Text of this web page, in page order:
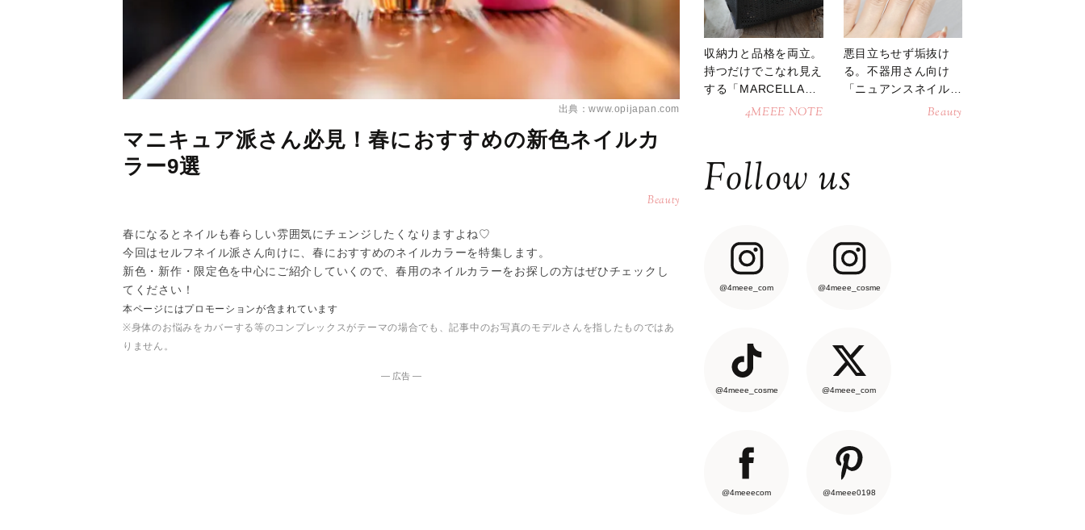
出典：www.opijapan.com
マニキュア派さん必見！春におすすめの新色ネイルカ
ラー9選
Beauty
春になるとネイルも春らしい雰囲気にチェンジしたくなりますよね♡
今回はセルフネイル派さん向けに、春におすすめのネイルカラーを特集します。
新色・新作・限定色を中心にご紹介していくので、春用のネイルカラーをお探しの方はぜひチェックし
てください！
本ページにはプロモーションが含まれています
※身体のお悩みをカバーする等のコンプレックスがテーマの場合でも、記事中のお写真のモデルさんを指したものではあ
りません。
― 広告 ―
収納力と品格を両立。
持つだけでこなれ見え
する「MARCELLAト
ートバッグ」4MEEE NOTE
悪目立ちせず垢抜け
る。不器用さん向け
「ニュアンスネイル」
Beauty
Follow us
@4meee_com @4meee_cosme
@4meee_cosme @4meee_com
@4meeecom @4meee0198